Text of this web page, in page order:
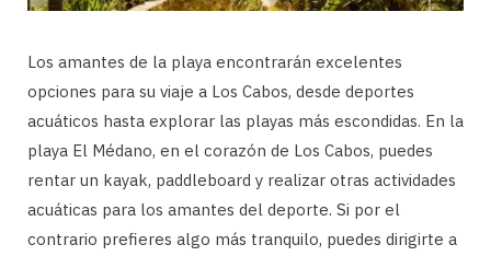
Los amantes de la playa encontrarán excelentes
opciones para su viaje a Los Cabos, desde deportes
acuáticos hasta explorar las playas más escondidas. En la
playa El Médano, en el corazón de Los Cabos, puedes
rentar un kayak, paddleboard y realizar otras actividades
acuáticas para los amantes del deporte. Si por el
contrario prefieres algo más tranquilo, puedes dirigirte a